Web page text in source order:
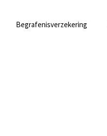
Begrafenisverzekering